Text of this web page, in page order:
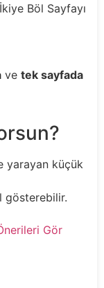
İkiye Böl Sayfayı
ve tek sayfada
yarayan küçük
gösterebilir.
Gör